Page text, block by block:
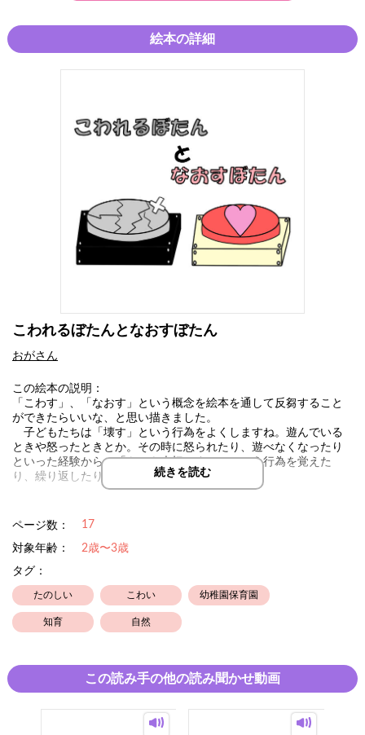
絵本の詳細
こわれるぼたんとなおすぼたん
おがさん
この絵本の説明：
「こわす」、「なおす」という概念を絵本を通して反芻すること
ができたらいいな、と思い描きました。
子どもたちは「壊す」という行為をよくしますね。遊んでいる
ときや怒ったときとか。その時に怒られたり、遊べなくなったり
といった経験から、「ものを大切にする」という行為を覚えた
り、繰り返したり…
おがさんの絵本はHPにて印刷フリーです
ラミネートしてぜひ、ご家庭、保育園、幼稚園、福祉施設でご利
用ください
作品名の下、作者名をクリックするとHP、SNSへとぶことができ
ます(´･ω･｀)
おがさんの絵本HPには、お子さんの育児、子育て、関わりに関す
るNOTE、おススメの玩具、グッズ等の情報がまとめてあります。
ブックマーク推奨です
続きを読む
ページ数： 17
対象年齢：
2歳〜3歳
タグ：
たのしい こわい 幼稚園保育園
知育 自然
この読み手の他の読み聞かせ動画